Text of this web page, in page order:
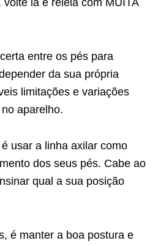
lá e releia com MUITA
entre os pés para
da sua própria
limitações e variações
aparelho.
usar a linha axilar como
dos seus pés. Cabe ao
qual a sua posição
é manter a boa postura e